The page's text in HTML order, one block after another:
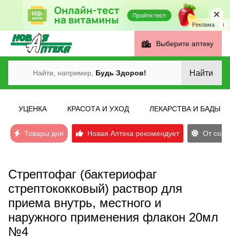
Реклама i
Выберите аптеку
Найти, например, Будь Здоров! Найти
УЦЕНКА КРАСОТА И УХОД ЛЕКАРСТВА И БАДЫ
Товары дня Новая Аптека рекомендует От
Стрептофаг (бактериофаг
стрептококковый) раствор для
приема внутрь, местного и
наружного применения флакон 20мл
№4